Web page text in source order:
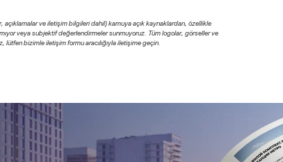
ve iletişim bilgileri dahil) kamuya açık kaynaklardan, özellikle
veya subjektif değerlendirmeler sunmuyoruz. Tüm logolar, görseller ve
bizimle iletişim formu aracılığıyla iletişime geçin.